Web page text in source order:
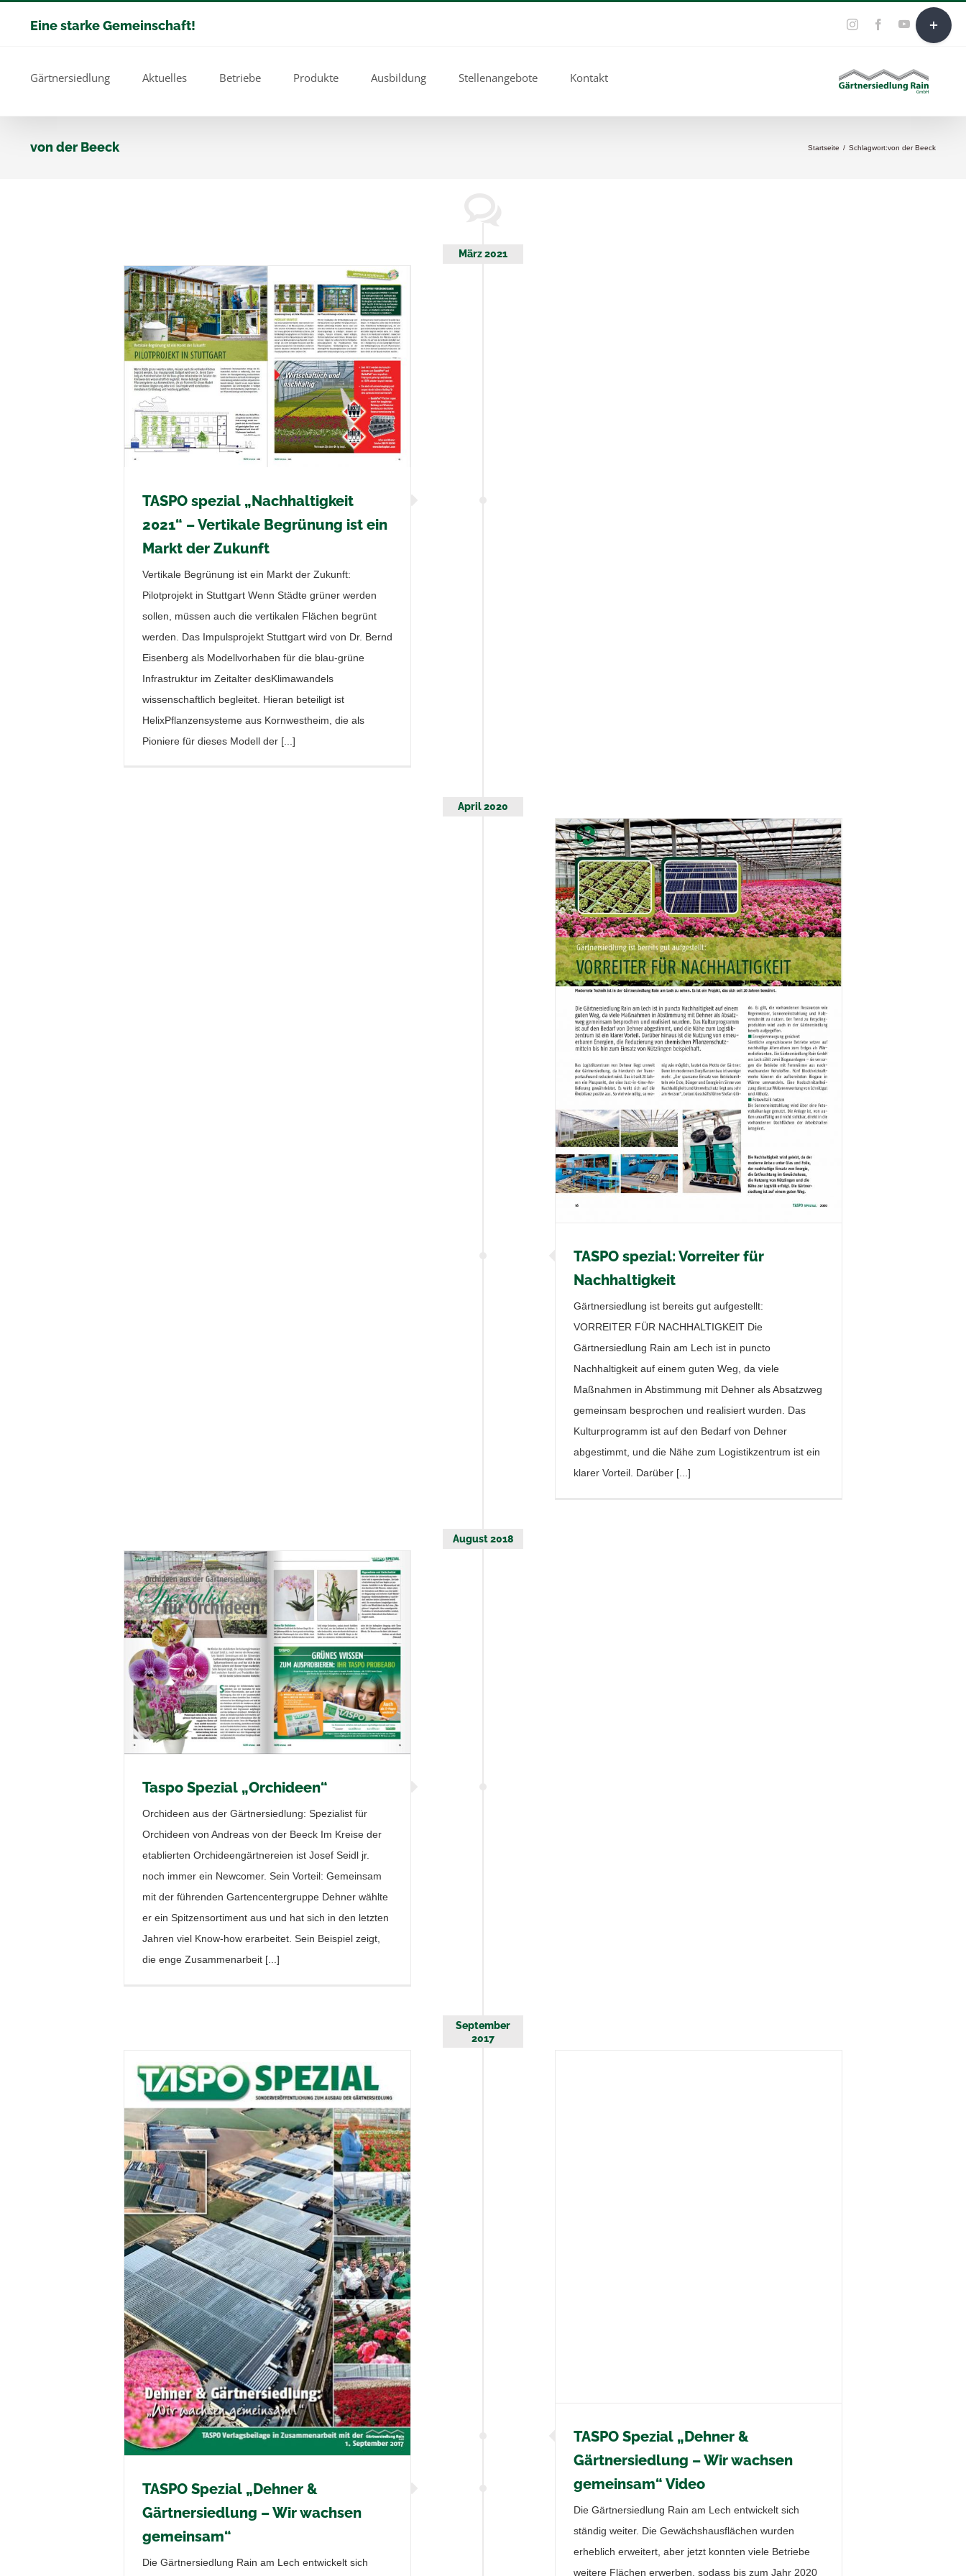
Eine starke Gemeinschaft! InstagramFacebookYouTube
E-
Mail
Gärtnersiedlung Aktuelles Betriebe Produkte Ausbildung Stellenangebote Kontakt
von der Beeck Startseite / Schlagwort:von der Beeck
März 2021
TASPO spezial „Nachhaltigkeit
2021“ – Vertikale Begrünung ist ein
Markt der Zukunft
Vertikale Begrünung ist ein Markt der Zukunft:
Pilotprojekt in Stuttgart Wenn Städte grüner werden
sollen, müssen auch die vertikalen Flächen begrünt
werden. Das Impulsprojekt Stuttgart wird von Dr. Bernd
Eisenberg als Modellvorhaben für die blau-grüne
Infrastruktur im Zeitalter desKlimawandels
wissenschaftlich begleitet. Hieran beteiligt ist
HelixPflanzensysteme aus Kornwestheim, die als
Pioniere für dieses Modell der [...]
April 2020
TASPO spezial: Vorreiter für
Nachhaltigkeit
Gärtnersiedlung ist bereits gut aufgestellt:
VORREITER FÜR NACHHALTIGKEIT Die
Gärtnersiedlung Rain am Lech ist in puncto
Nachhaltigkeit auf einem guten Weg, da viele
Maßnahmen in Abstimmung mit Dehner als Absatzweg
gemeinsam besprochen und realisiert wurden. Das
Kulturprogramm ist auf den Bedarf von Dehner
abgestimmt, und die Nähe zum Logistikzentrum ist ein
klarer Vorteil. Darüber [...]
August 2018
Taspo Spezial „Orchideen“
Orchideen aus der Gärtnersiedlung: Spezialist für
Orchideen von Andreas von der Beeck Im Kreise der
etablierten Orchideengärtnereien ist Josef Seidl jr.
noch immer ein Newcomer. Sein Vorteil: Gemeinsam
mit der führenden Gartencentergruppe Dehner wählte
er ein Spitzensortiment aus und hat sich in den letzten
Jahren viel Know-how erarbeitet. Sein Beispiel zeigt,
die enge Zusammenarbeit [...]
September
2017
TASPO Spezial „Dehner &
Gärtnersiedlung – Wir wachsen
gemeinsam“ Video
Die Gärtnersiedlung Rain am Lech entwickelt sich
ständig weiter. Die Gewächshausflächen wurden
erheblich erweitert, aber jetzt konnten viele Betriebe
weitere Flächen erwerben, sodass bis zum Jahr 2020
TASPO Spezial „Dehner &
Gärtnersiedlung – Wir wachsen
gemeinsam“
Die Gärtnersiedlung Rain am Lech entwickelt sich
Toggle
Sliding
Area